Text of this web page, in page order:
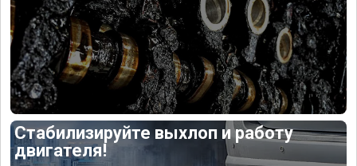
Стабилизируйте выхлоп и работу
двигателя!